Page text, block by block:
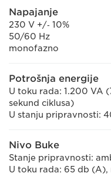
Napajanje
230 V +/‐ 10%
50/60 Hz
monofazno
Potrošnja energije
U toku rada: 1.200 VA
sekund ciklusa)
U stanju pripravnosti:
Nivo Buke
Stanje pripravnosti:
U toku rada: 65 db